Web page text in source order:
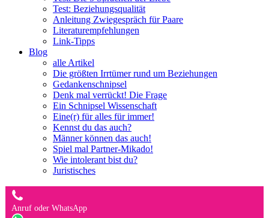
Test: Beziehungsqualität
Anleitung Zwiegespräch für Paare
Literaturempfehlungen
Link-Tipps
Blog
alle Artikel
Die größten Irrtümer rund um Beziehungen
Gedankenschnipsel
Denk mal verrückt! Die Frage
Ein Schnipsel Wissenschaft
Eine(r) für alles für immer!
Kennst du das auch?
Männer können das auch!
Spiel mal Partner-Mikado!
Wie intolerant bist du?
Juristisches
Anruf oder WhatsApp